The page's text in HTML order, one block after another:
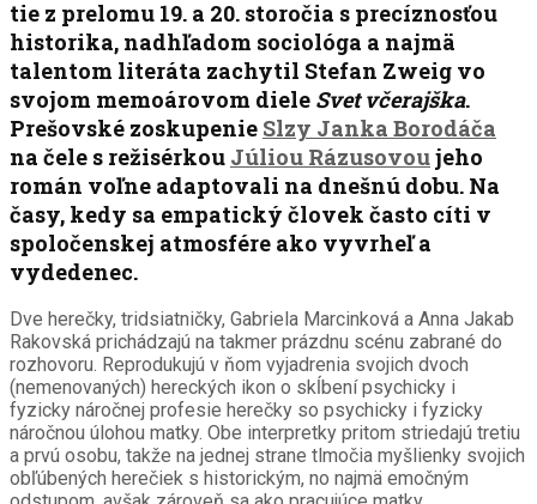
tie z prelomu 19. a 20. storočia s precíznosťou
historika, nadhľadom sociológa a najmä
talentom literáta zachytil Stefan Zweig vo
svojom memoárovom diele Svet včerajška.
Prešovské zoskupenie Slzy Janka Borodáča
na čele s režisérkou Júliou Rázusovoujeho
román voľne adaptovali na dnešnú dobu. Na
časy, kedy sa empatický človek často cíti v
spoločenskej atmosfére ako vyvrheľ a
vydedenec.
Dve herečky, tridsiatničky, Gabriela Marcinková a Anna Jakab
Rakovská prichádzajú na takmer prázdnu scénu zabrané do
rozhovoru. Reprodukujú v ňom vyjadrenia svojich dvoch
(nemenovaných) hereckých ikon o skĺbení psychicky i
fyzicky náročnej profesie herečky so psychicky i fyzicky
náročnou úlohou matky. Obe interpretky pritom striedajú tretiu
a prvú osobu, takže na jednej strane tlmočia myšlienky svojich
obľúbených herečiek s historickým, no najmä emočným